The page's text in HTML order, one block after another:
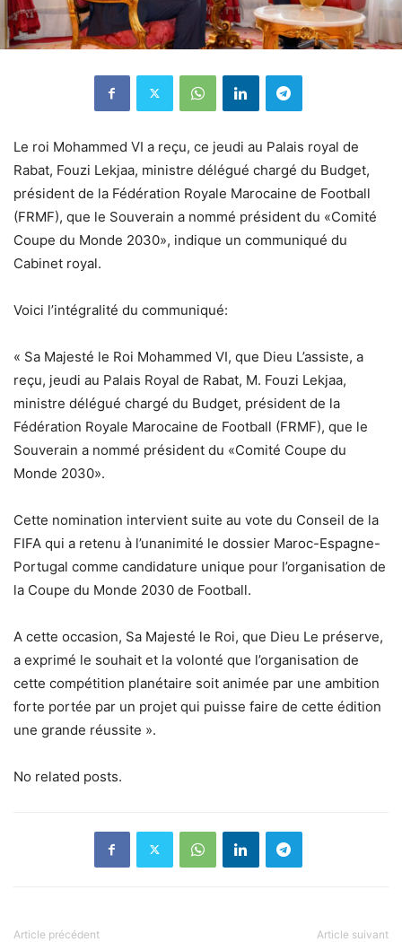
Le roi Mohammed VI a reçu, ce jeudi au Palais royal de
Rabat, Fouzi Lekjaa, ministre délégué chargé du Budget,
président de la Fédération Royale Marocaine de Football
(FRMF), que le Souverain a nommé président du «Comité
Coupe du Monde 2030», indique un communiqué du
Cabinet royal.
Voici l’intégralité du communiqué:
« Sa Majesté le Roi Mohammed VI, que Dieu L’assiste, a
reçu, jeudi au Palais Royal de Rabat, M. Fouzi Lekjaa,
ministre délégué chargé du Budget, président de la
Fédération Royale Marocaine de Football (FRMF), que le
Souverain a nommé président du «Comité Coupe du
Monde 2030».
Cette nomination intervient suite au vote du Conseil de la
FIFA qui a retenu à l’unanimité le dossier Maroc-Espagne-
Portugal comme candidature unique pour l’organisation de
la Coupe du Monde 2030 de Football.
A cette occasion, Sa Majesté le Roi, que Dieu Le préserve,
a exprimé le souhait et la volonté que l’organisation de
cette compétition planétaire soit animée par une ambition
forte portée par un projet qui puisse faire de cette édition
une grande réussite ».
No related posts.
Article précédent Article suivant